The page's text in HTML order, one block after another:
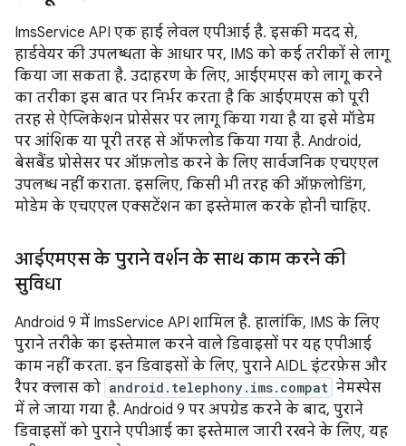
ImsService API एक हाई लेवल एपीआई है. इसकी मदद से,
हार्डवेयर की उपलब्धता के आधार पर, IMS को कई तरीकों से लागू
किया जा सकता है. उदाहरण के लिए, आईएमएस को लागू करने
का तरीका इस बात पर निर्भर करता है कि आईएमएस को पूरी
तरह से ऐप्लिकेशन प्रोसेसर पर लागू किया गया है या इसे मॉडेम
पर आंशिक या पूरी तरह से ऑफलोड किया गया है. Android,
बेसबैंड प्रोसेसर पर ऑफ़लोड करने के लिए सार्वजनिक एचएएल
उपलब्ध नहीं कराता. इसलिए, किसी भी तरह की ऑफ़लोडिंग,
मोडेम के एचएएल एक्सटेंशन का इस्तेमाल करके होनी चाहिए.
आईएमएस के पुराने वर्शन के साथ काम करने की
सुविधा
Android 9 में ImsService API शामिल है. हालांकि, IMS के लिए
पुराने तरीके का इस्तेमाल करने वाले डिवाइसों पर यह एपीआई
काम नहीं करता. इन डिवाइसों के लिए, पुराने AIDL इंटरफ़ेस और
रैपर क्लास को android.telephony.ims.compat नेमस्पेस
में ले जाया गया है. Android 9 पर अपग्रेड करने के बाद, पुराने
डिवाइसों को पुराने एपीआई का इस्तेमाल जारी रखने के लिए, यह